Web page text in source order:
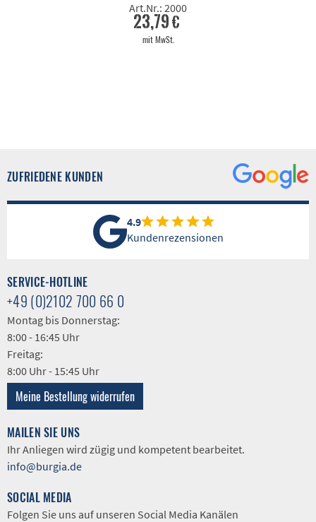
Art.Nr.: 2000
23,79 €
mit MwSt.
ZUFRIEDENE KUNDEN
4.9
Kundenrezensionen
SERVICE-HOTLINE
+49 (0)2102 700 66 0
Montag bis Donnerstag:
8:00 - 16:45 Uhr
Freitag:
8:00 Uhr - 15:45 Uhr
Meine Bestellung widerrufen
MAILEN SIE UNS
Ihr Anliegen wird zügig und kompetent bearbeitet.
info@burgia.de
SOCIAL MEDIA
Folgen Sie uns auf unseren Social Media Kanälen